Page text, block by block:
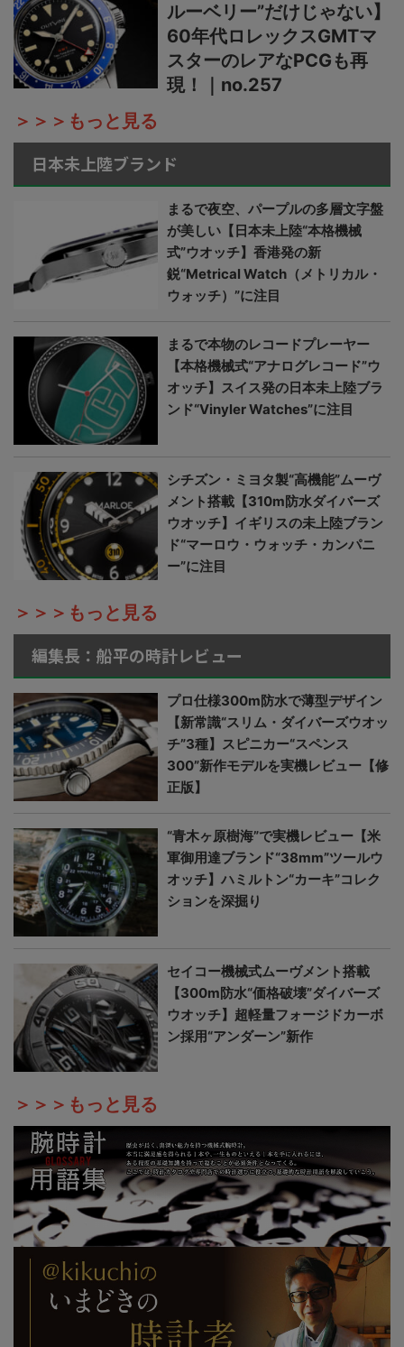
ルーベリー”だけじゃない】
60年代ロレックスGMTマ
スターのレアなPCGも再
現！｜no.257
＞＞＞もっと見る
日本未上陸ブランド
まるで夜空、パープルの多層文字盤
が美しい【日本未上陸“本格機械
式”ウオッチ】香港発の新
鋭“Metrical Watch（メトリカル・
ウォッチ）”に注目
まるで本物のレコードプレーヤー
【本格機械式“アナログレコード”ウ
オッチ】スイス発の日本未上陸ブラ
ンド“Vinyler Watches”に注目
シチズン・ミヨタ製“高機能”ムーヴ
メント搭載【310m防水ダイバーズ
ウオッチ】イギリスの未上陸ブラン
ド“マーロウ・ウォッチ・カンパニ
ー”に注目
＞＞＞もっと見る
編集長：船平の時計レビュー
プロ仕様300m防水で薄型デザイン
【新常識“スリム・ダイバーズウオッ
チ”3種】スピニカー“スペンス
300”新作モデルを実機レビュー【修
正版】
“青木ヶ原樹海”で実機レビュー【米
軍御用達ブランド“38mm”ツールウ
オッチ】ハミルトン“カーキ”コレク
ションを深掘り
セイコー機械式ムーヴメント搭載
【300m防水“価格破壊”ダイバーズ
ウオッチ】超軽量フォージドカーボ
ン採用“アンダーン”新作
＞＞＞もっと見る